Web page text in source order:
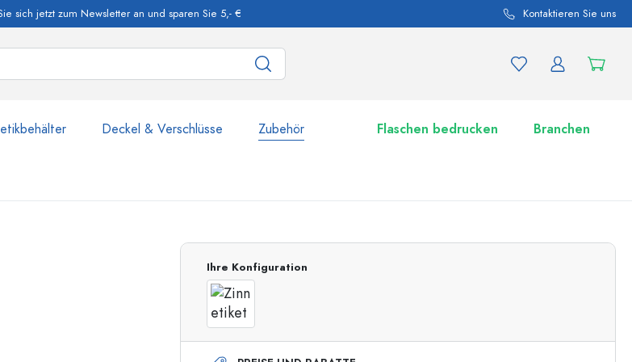
sich jetzt zum Newsletter an und sparen Sie 5,- € Kontaktieren Sie uns
Deckel & Verschlüsse Zubehör Flaschen bedrucken Branchen
Zu den Gläsern
Ihre Konfiguration